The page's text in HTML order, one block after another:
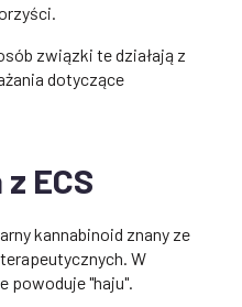
związki te działają z
dotyczące
ECS
kannabinoid znany ze
W
powoduje "haju".